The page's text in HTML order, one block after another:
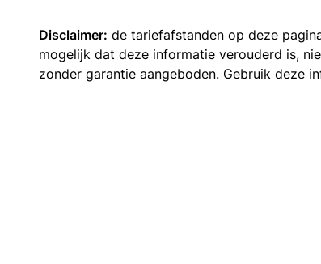
Disclaimer: de tariefafstanden op deze
mogelijk dat deze informatie verouderd is,
zonder garantie aangeboden. Gebruik deze